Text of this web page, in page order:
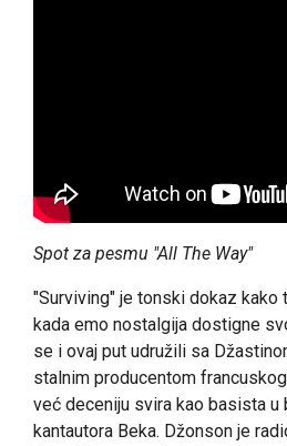
Spot za pesmu "All The Way"
"Surviving" je tonski dokaz
kada emo nostalgija dostigne
se i ovaj put udružili sa
stalnim producentom
već deceniju svira kao basista u
kantautora Beka. Džonson je